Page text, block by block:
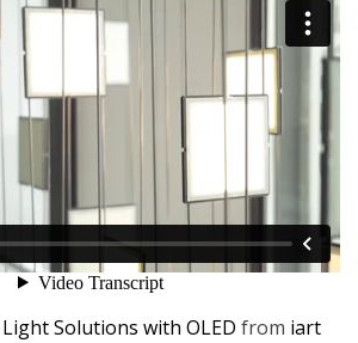
Solutions with OLED from iart